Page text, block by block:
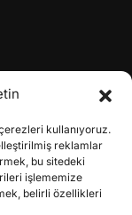
kullanıyoruz.
reklamlar
bu sitedeki
işlememize
belirli özellikleri